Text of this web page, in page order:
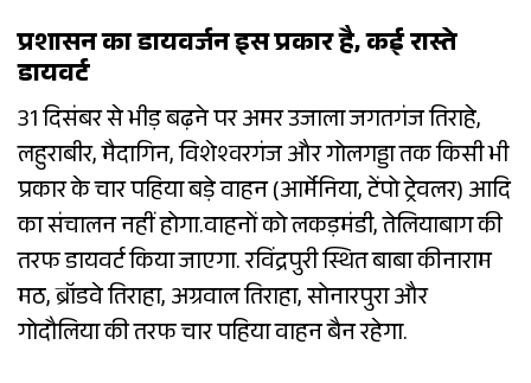
प्रशासन का डायवर्जन इस प्रकार है, कई रास्ते
डायवर्ट
31 दिसंबर से भीड़ बढ़ने पर अमर उजाला जगतगंज तिराहे,
लहुराबीर, मैदागिन, विशेश्वरगंज और गोलगड्डा तक किसी भी
प्रकार के चार पहिया बड़े वाहन (आर्मेनिया, टेंपो ट्रेवलर) आदि
का संचालन नहीं होगा.वाहनों को लकड़मंडी, तेलियाबाग की
तरफ डायवर्ट किया जाएगा. रविंद्रपुरी स्थित बाबा कीनाराम
मठ, ब्रॉडवे तिराहा, अग्रवाल तिराहा, सोनारपुरा और
गोदौलिया की तरफ चार पहिया वाहन बैन रहेगा.